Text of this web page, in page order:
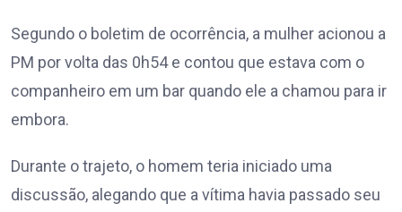
Segundo o boletim de ocorrência, a mulher acionou a
PM por volta das 0h54 e contou que estava com o
companheiro em um bar quando ele a chamou para ir
embora.
Durante o trajeto, o homem teria iniciado uma
discussão, alegando que a vítima havia passado seu